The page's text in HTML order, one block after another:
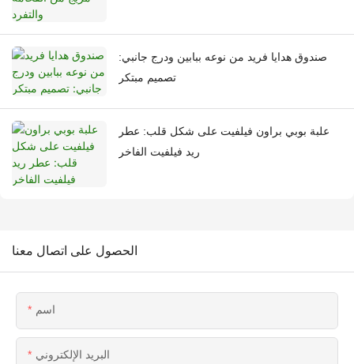
صندوق هدايا فريد من نوعه ببابين ودرج جانبي:
تصميم مبتكر
علبة بوبي براون فيلفيت على شكل قلب: عطر
ريد فيلفيت الفاخر
الحصول على اتصال معنا
اسم
البريد الإلكتروني